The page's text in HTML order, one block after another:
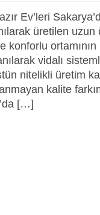
Ev’leri
üretilen
ortamının
vidalı
nitelikli üretim
kalite
[…]